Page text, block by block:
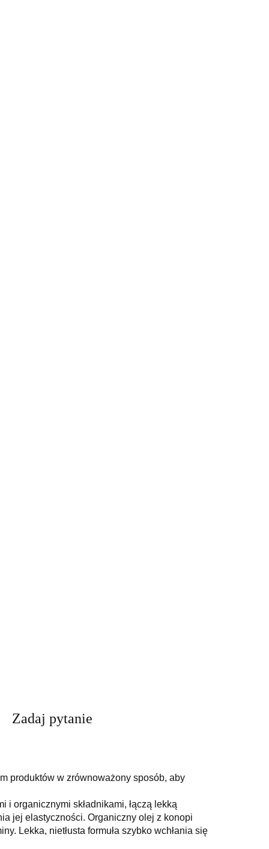
Zadaj pytanie
produktów w zrównoważony sposób, aby
organicznymi składnikami, łączą lekką
jej elastyczności. Organiczny olej z konopi
Lekka, nietłusta formuła szybko wchłania się